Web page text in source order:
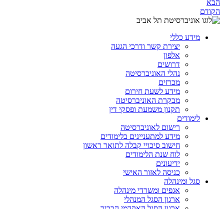
הבא
הקודם
מידע כללי
יצירת קשר ודרכי הגעה
אלפון
דרושים
נהלי האוניברסיטה
מכרזים
מידע לשעת חירום
מבקרת האוניברסיטה
תקנון משמעת ופסקי דין
לימודים
רישום לאוניברסיטה
מידע למתעניינים בלימודים
חישוב סיכויי קבלה לתואר ראשון
לוח שנת הלימודים
ידיעונים
כניסה לאזור האישי
סגל ומינהלה
אגפים ומשרדי מינהלה
ארגון הסגל המנהלי